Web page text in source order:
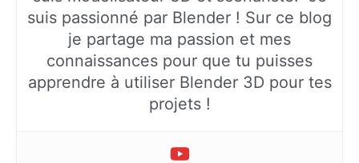
suis passionné par Blender ! Sur ce blog
je partage ma passion et mes
connaissances pour que tu puisses
apprendre à utiliser Blender 3D pour tes
projets !